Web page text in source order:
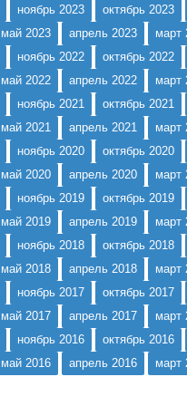
ноябрь 2023 октябрь 2023
май 2023 апрель 2023 март
ноябрь 2022 октябрь 2022
май 2022 апрель 2022 март
ноябрь 2021 октябрь 2021
май 2021 апрель 2021 март
ноябрь 2020 октябрь 2020
май 2020 апрель 2020 март
ноябрь 2019 октябрь 2019
май 2019 апрель 2019 март
ноябрь 2018 октябрь 2018
май 2018 апрель 2018 март
ноябрь 2017 октябрь 2017
май 2017 апрель 2017 март
ноябрь 2016 октябрь 2016
май 2016 апрель 2016 март